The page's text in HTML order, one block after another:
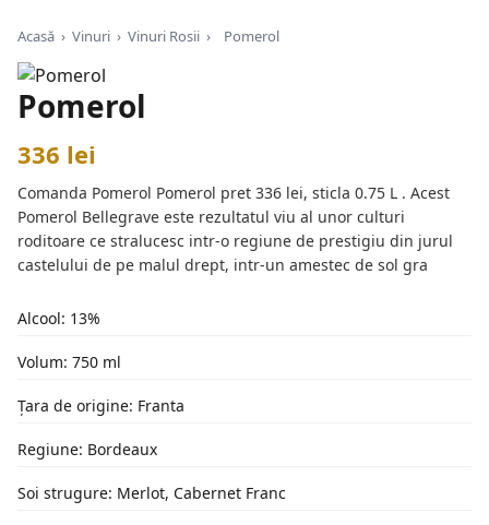
Acasă › Vinuri › Vinuri Rosii › Pomerol
Pomerol
336 lei
Comanda Pomerol Pomerol pret 336 lei, sticla 0.75 L . Acest
Pomerol Bellegrave este rezultatul viu al unor culturi
roditoare ce stralucesc intr-o regiune de prestigiu din jurul
castelului de pe malul drept, intr-un amestec de sol gra
Alcool: 13%
Volum: 750 ml
Țara de origine: Franta
Regiune: Bordeaux
Soi strugure: Merlot, Cabernet Franc